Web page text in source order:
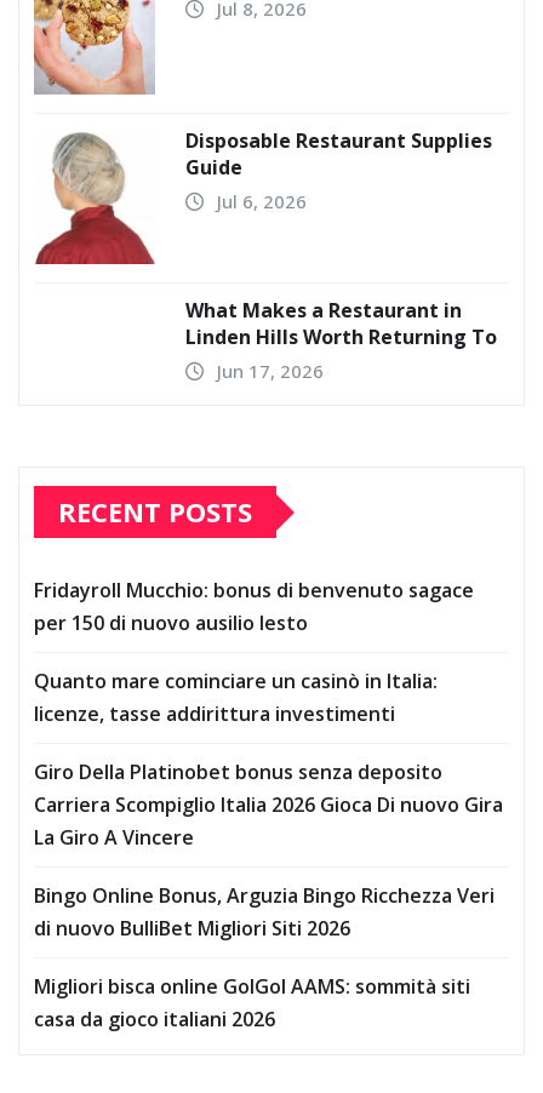
Jul 8, 2026
Disposable Restaurant Supplies
Guide
Jul 6, 2026
What Makes a Restaurant in
Linden Hills Worth Returning To
Jun 17, 2026
RECENT POSTS
Fridayroll Mucchio: bonus di benvenuto sagace
per 150 di nuovo ausilio lesto
Quanto mare cominciare un casinò in Italia:
licenze, tasse addirittura investimenti
Giro Della Platinobet bonus senza deposito
Carriera Scompiglio Italia 2026 Gioca Di nuovo Gira
La Giro A Vincere
Bingo Online Bonus, Arguzia Bingo Ricchezza Veri
di nuovo BulliBet Migliori Siti 2026
Migliori bisca online GolGol AAMS: sommità siti
casa da gioco italiani 2026